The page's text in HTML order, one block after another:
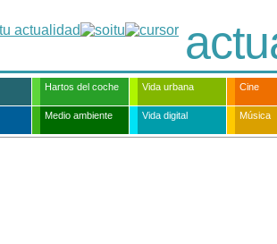
Hartos del coche Vida urbana Cine
Medio ambiente Vida digital Música